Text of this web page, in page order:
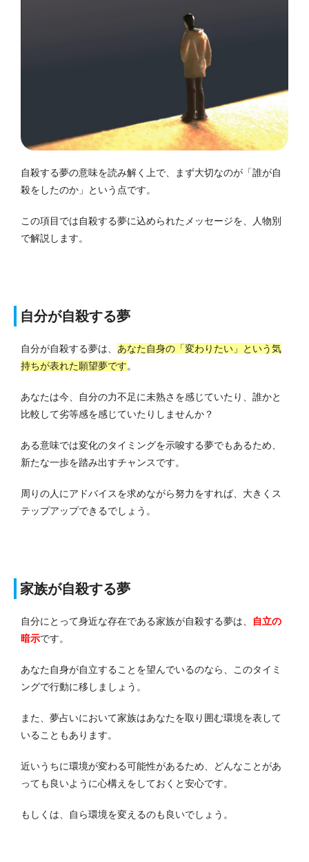
自殺する夢の意味を読み解く上で、まず大切なのが「誰が自
殺をしたのか」という点です。
この項目では自殺する夢に込められたメッセージを、人物別
で解説します。
自分が自殺する夢
自分が自殺する夢は、 あなた自身の「変わりたい」という気
持ちが表れた願望夢です。
あなたは今、自分の力不足に未熟さを感じていたり、誰かと
比較して劣等感を感じていたりしませんか？
ある意味では変化のタイミングを示唆する夢でもあるため、
新たな一歩を踏み出すチャンスです。
周りの人にアドバイスを求めながら努力をすれば、大きくス
テップアップできるでしょう。
家族が自殺する夢
自分にとって身近な存在である家族が自殺する夢は、
自立の
暗示です。
あなた自身が自立することを望んでいるのなら、このタイミ
ングで行動に移しましょう。
また、夢占いにおいて家族はあなたを取り囲む環境を表して
いることもあります。
近いうちに環境が変わる可能性があるため、どんなことがあ
っても良いように心構えをしておくと安心です。
もしくは、自ら環境を変えるのも良いでしょう。